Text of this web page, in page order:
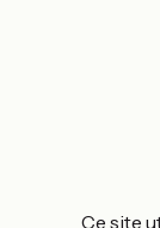
boîte mail
Mon adresse
Conditions
Ce site